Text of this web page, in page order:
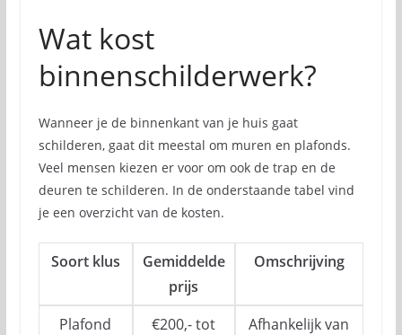
Wat kost
binnenschilderwerk?
Wanneer je de binnenkant van je huis gaat
schilderen, gaat dit meestal om muren en plafonds.
Veel mensen kiezen er voor om ook de trap en de
deuren te schilderen. In de onderstaande tabel vind
je een overzicht van de kosten.
Soort klus
Gemiddelde
prijs
Omschrijving
Plafond
€200,- tot
Afhankelijk van